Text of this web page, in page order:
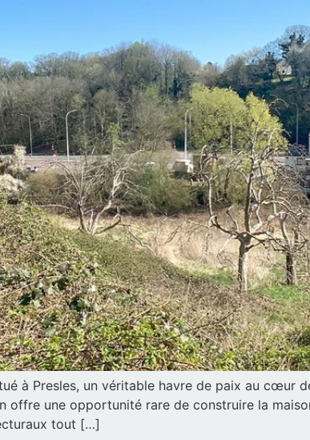
à Presles, un véritable havre de paix au cœur
une opportunité rare de construire la
tout […]